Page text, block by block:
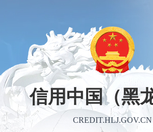
信用中国（黑
CREDIT.HLJ.GOV.CN